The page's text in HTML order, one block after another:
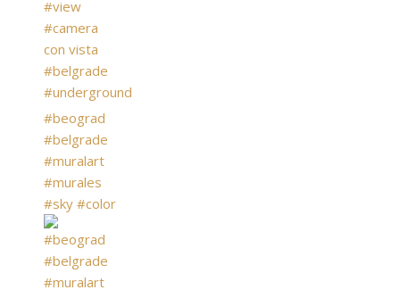
#beograd
#belgrade
#muralart
#murales
#sky #color